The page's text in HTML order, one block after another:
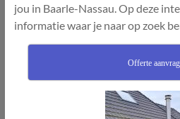
jou in Baarle-Nassau. Op deze
informatie waar je naar op zoek
Offerte